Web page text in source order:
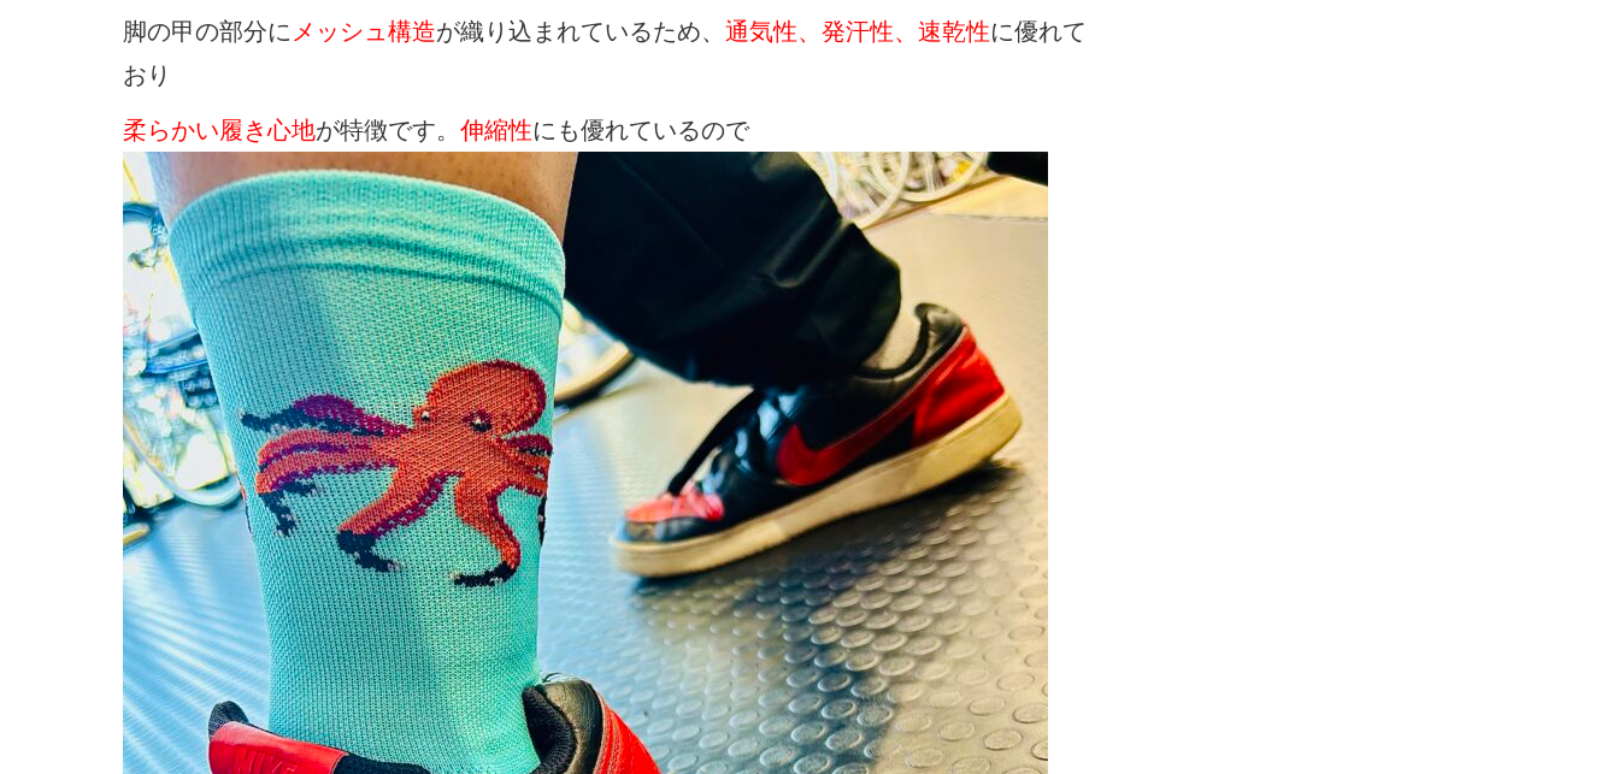
脚の甲の部分に メッシュ構造が織り込まれているため、 通気性、発汗性、速乾性に優れて
おり
柔らかい履き心地が特徴です。 伸縮性にも優れているので